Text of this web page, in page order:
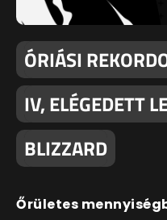
ÓRIÁSI
IV, ELÉGEDETT
BLIZZARD
Őrületes